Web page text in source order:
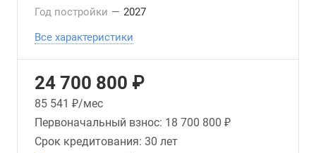
Год постройки — 2027
Все характеристики
24 700 800 ₽
85 541 ₽/мес
Первоначальный взнос: 18 700 800 ₽
Срок кредитования: 30 лет